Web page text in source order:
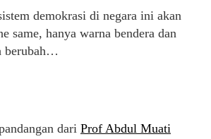
demokrasi di negara ini akan
same, hanya warna bendera dan
berubah…
dari Prof Abdul Muati